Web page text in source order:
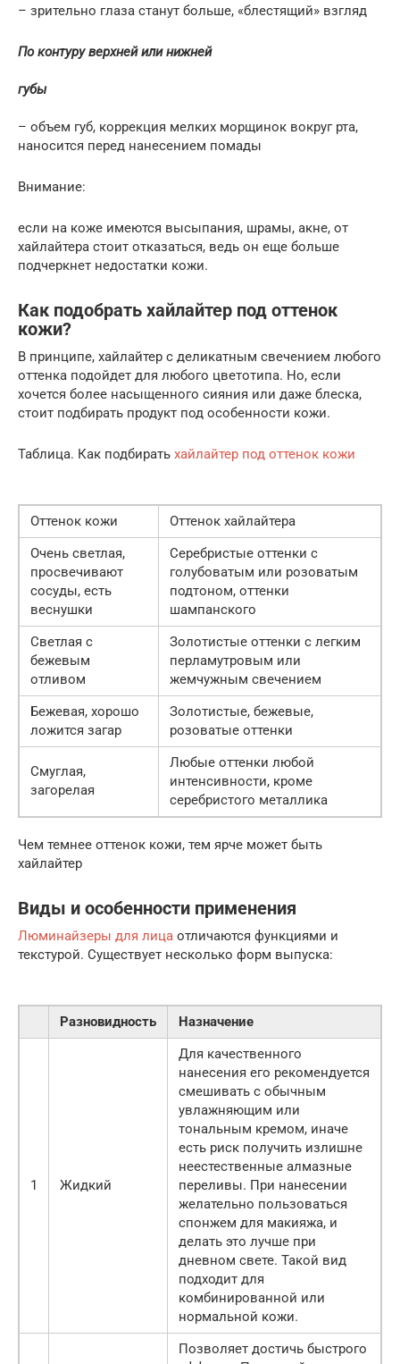
– зрительно глаза станут больше, «блестящий» взгляд
По контуру верхней или нижней
губы
– объем губ, коррекция мелких морщинок вокруг рта,
наносится перед нанесением помады
Внимание:
если на коже имеются высыпания, шрамы, акне, от
хайлайтера стоит отказаться, ведь он еще больше
подчеркнет недостатки кожи.
Как подобрать хайлайтер под оттенок
кожи?
В принципе, хайлайтер с деликатным свечением любого
оттенка подойдет для любого цветотипа. Но, если
хочется более насыщенного сияния или даже блеска,
стоит подбирать продукт под особенности кожи.
Таблица. Как подбирать хайлайтер под оттенок кожи
Оттенок кожи
Оттенок хайлайтера
Очень светлая,
просвечивают
сосуды, есть
веснушки
Серебристые оттенки с
голубоватым или розоватым
подтоном, оттенки
шампанского
Светлая с
бежевым
отливом
Золотистые оттенки с легким
перламутровым или
жемчужным свечением
Бежевая, хорошо
ложится загар
Золотистые, бежевые,
розоватые оттенки
Смуглая,
загорелая
Любые оттенки любой
интенсивности, кроме
серебристого металлика
Чем темнее оттенок кожи, тем ярче может быть
хайлайтер
Виды и особенности применения
Люминайзеры для лица отличаются функциями и
текстурой. Существует несколько форм выпуска:
Разновидность Назначение
1 Жидкий
Для качественного
нанесения его рекомендуется
смешивать с обычным
увлажняющим или
тональным кремом, иначе
есть риск получить излишне
неестественные алмазные
переливы. При нанесении
желательно пользоваться
спонжем для макияжа, и
делать это лучше при
дневном свете. Такой вид
подходит для
комбинированной или
нормальной кожи.
Позволяет достичь быстрого